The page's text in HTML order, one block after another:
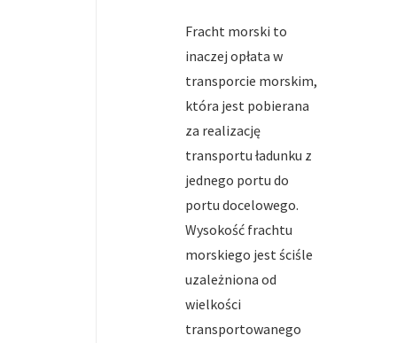
Fracht morski to
inaczej opłata w
transporcie morskim,
która jest pobierana
za realizację
transportu ładunku z
jednego portu do
portu docelowego.
Wysokość frachtu
morskiego jest ściśle
uzależniona od
wielkości
transportowanego